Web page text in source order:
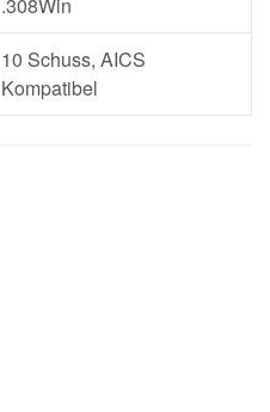
10 Schuss, AICS
Kompatibel